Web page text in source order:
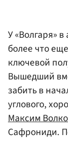
У «Волгаря»
более что
ключевой
Вышедший
забить в
углового,
Максим
Сафрониди.